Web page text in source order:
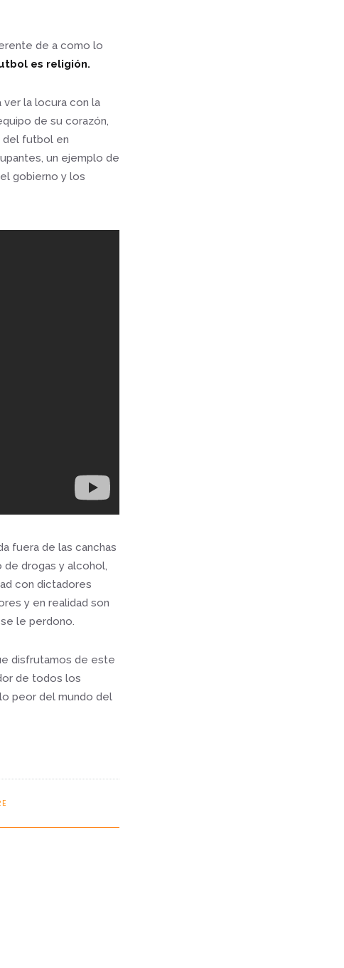
de a como lo
es religión.
ver la locura con la
de su corazón,
del futbol en
un ejemplo de
gobierno y los
fuera de las canchas
drogas y alcohol,
con dictadores
y en realidad son
le perdono.
disfrutamos de este
de todos los
peor del mundo del